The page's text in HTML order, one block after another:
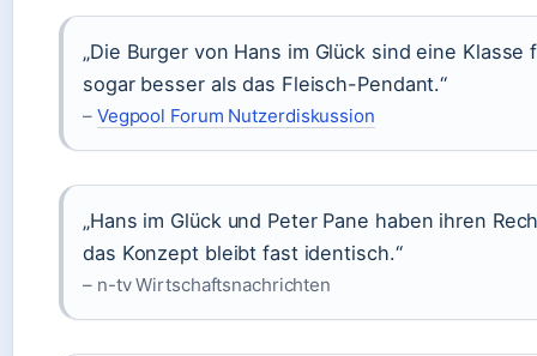
„Die Burger von Hans im Glück sind eine
sogar besser als das Fleisch-Pendant.“
– Vegpool Forum Nutzerdiskussion
„Hans im Glück und Peter Pane haben ihren
das Konzept bleibt fast identisch.“
– n-tv Wirtschaftsnachrichten